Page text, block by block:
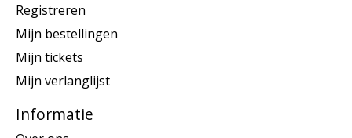
Registreren
Mijn bestellingen
Mijn tickets
Mijn verlanglijst
Informatie